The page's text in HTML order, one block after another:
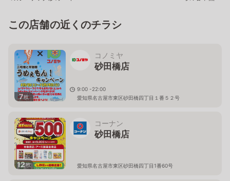
この店舗の近くのチラシ
7枚
コノミヤ
砂田橋店
9:00 -22:00
愛知県名古屋市東区砂田橋四丁目１番５２号
12枚
コーナン
砂田橋店
愛知県名古屋市東区砂田橋四丁目1番60号